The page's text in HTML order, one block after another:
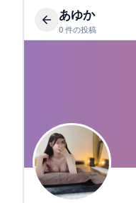
あゆか
0件の投稿